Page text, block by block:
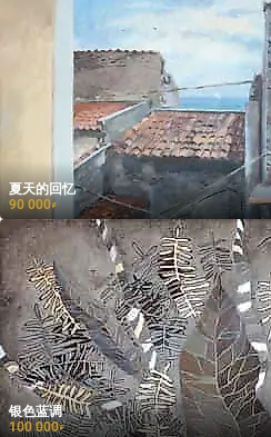
夏天的回忆
90 000₽
银色蓝调
100 000₽